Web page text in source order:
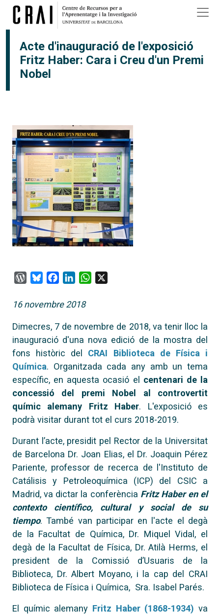
Vés al contingut
Acte d'inauguració de l'exposició
Fritz Haber: Cara i Creu d'un Premi
Nobel
WordPress
BlueskyFacebook
LinkedInWhatsApp
16 novembre 2018
Dimecres, 7 de novembre de 2018, va tenir lloc la
inauguració d'una nova edició de la mostra del
fons històric del CRAI Biblioteca de Física i
Química. Organitzada cada any amb un tema
específic, en aquesta ocasió el centenari de la
concessió del premi Nobel al controvertit
químic alemany Fritz Haber. L'exposició es
podrà visitar durant tot el curs 2018-2019.
Durant l’acte, presidit pel Rector de la Universitat
de Barcelona Dr. Joan Elias, el Dr. Joaquin Pérez
Pariente, professor de recerca de l'Instituto de
Catálisis y Petroleoquímica (ICP) del CSIC a
Madrid, va dictar la conferència Fritz Haber en el
contexto científico, cultural y social de su
tiempo. També van participar en l'acte el degà
de la Facultat de Química, Dr. Miquel Vidal, el
degà de la Facultat de Física, Dr. Atilà Herms, el
president de la Comissió d’Usuaris de la
Biblioteca, Dr. Albert Moyano, i la cap del CRAI
Biblioteca de Física i Química, Sra. Isabel Parés.
El químic alemany Fritz Haber (1868-1934) va
×